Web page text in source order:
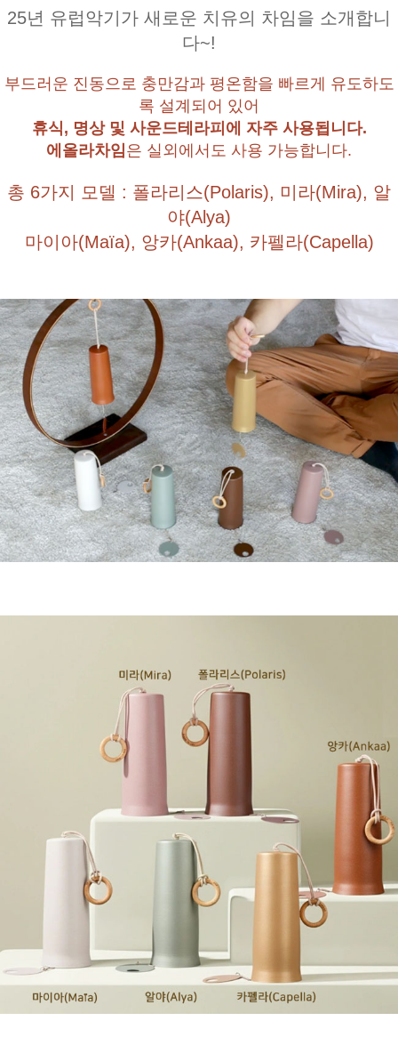
25년 유럽악기가 새로운 치유의 차임을 소개합니
다~!
부드러운 진동으로 충만감과 평온함을 빠르게 유도하도
록 설계되어 있어
휴식, 명상 및 사운드테라피에 자주 사용됩니다.
에올라차임 은 실외에서도 사용 가능합니다.
총 6가지 모델 : 폴라리스(Polaris), 미라(Mira), 알
야(Alya)
마이아(Maïa), 앙카(Ankaa), 카펠라(Capella)